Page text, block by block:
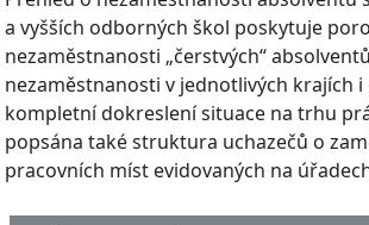
a vyšších odborných škol poskytuje
nezaměstnanosti „čerstvých“
nezaměstnanosti v jednotlivých krajích i
kompletní dokreslení situace na trhu
popsána také struktura uchazečů o
pracovních míst evidovaných na